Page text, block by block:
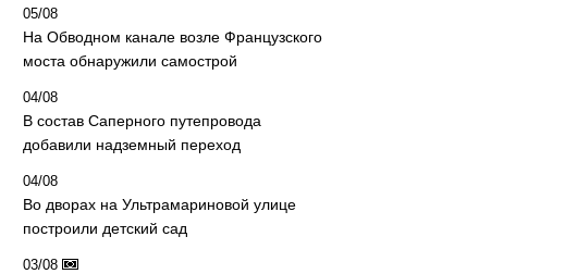
05/08
На Обводном канале возле Французского
моста обнаружили самострой
04/08
В состав Саперного путепровода
добавили надземный переход
04/08
Во дворах на Ультрамариновой улице
построили детский сад
03/08